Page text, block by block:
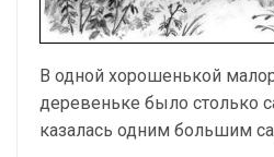
В одной хорошенькой
деревеньке было столько
казалась одним большим